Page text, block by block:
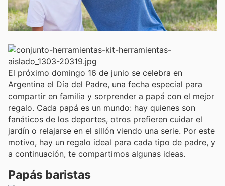
El próximo domingo 16 de junio se celebra en
Argentina el Día del Padre, una fecha especial para
compartir en familia y sorprender a papá con el mejor
regalo. Cada papá es un mundo: hay quienes son
fanáticos de los deportes, otros prefieren cuidar el
jardín o relajarse en el sillón viendo una serie. Por este
motivo, hay un regalo ideal para cada tipo de padre, y
a continuación, te compartimos algunas ideas.
Papás baristas